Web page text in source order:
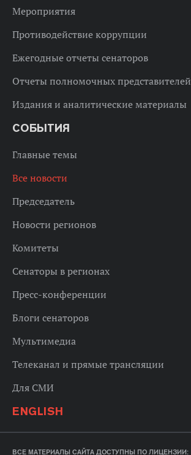
Мероприятия
Противодействие коррупции
Ежегодные отчеты сенаторов
Отчеты полномочных представителей
Издания и аналитические материалы
СОБЫТИЯ
Главные темы
Все новости
Председатель
Новости регионов
Комитеты
Сенаторы в регионах
Пресс-конференции
Блоги сенаторов
Мультимедиа
Телеканал и прямые трансляции
Для СМИ
ENGLISH
ВСЕ МАТЕРИАЛЫ САЙТА ДОСТУПНЫ ПО ЛИЦЕНЗИИ: